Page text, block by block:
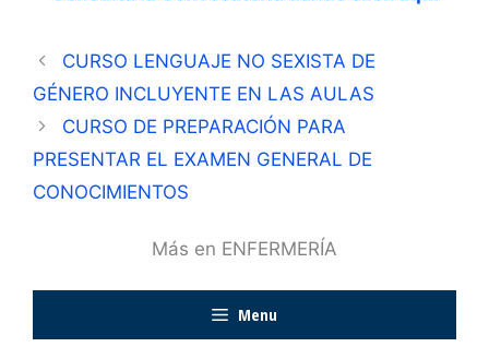
CURSO LENGUAJE NO SEXISTA DE
GÉNERO INCLUYENTE EN LAS AULAS
CURSO DE PREPARACIÓN PARA
PRESENTAR EL EXAMEN GENERAL DE
CONOCIMIENTOS
Más en ENFERMERÍA
Menu